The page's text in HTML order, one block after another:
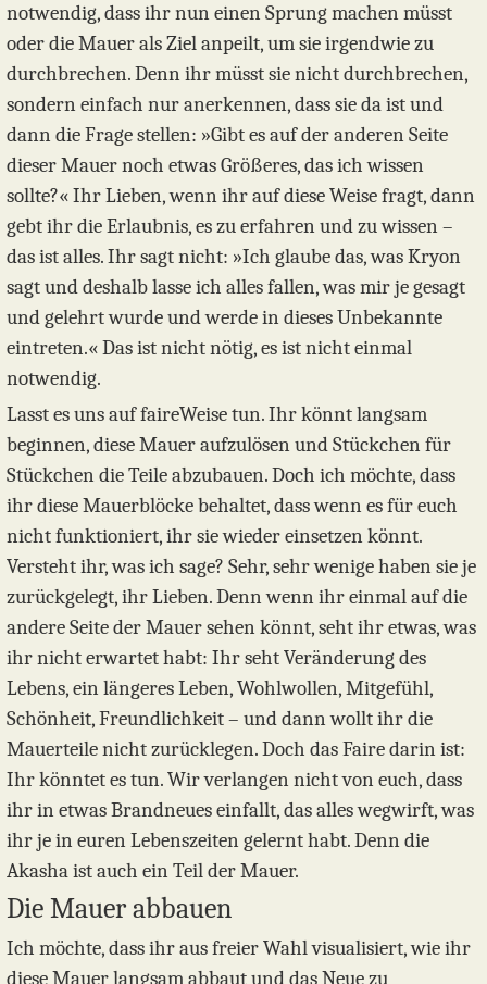
notwendig, dass ihr nun einen Sprung machen müsst
oder die Mauer als Ziel anpeilt, um sie irgendwie zu
durchbrechen. Denn ihr müsst sie nicht durchbrechen,
sondern einfach nur anerkennen, dass sie da ist und
dann die Frage stellen: »Gibt es auf der anderen Seite
dieser Mauer noch etwas Größeres, das ich wissen
sollte?« Ihr Lieben, wenn ihr auf diese Weise fragt, dann
gebt ihr die Erlaubnis, es zu erfahren und zu wissen –
das ist alles. Ihr sagt nicht: »Ich glaube das, was Kryon
sagt und deshalb lasse ich alles fallen, was mir je gesagt
und gelehrt wurde und werde in dieses Unbekannte
eintreten.« Das ist nicht nötig, es ist nicht einmal
notwendig.
Lasst es uns auf faireWeise tun. Ihr könnt langsam
beginnen, diese Mauer aufzulösen und Stückchen für
Stückchen die Teile abzubauen. Doch ich möchte, dass
ihr diese Mauerblöcke behaltet, dass wenn es für euch
nicht funktioniert, ihr sie wieder einsetzen könnt.
Versteht ihr, was ich sage? Sehr, sehr wenige haben sie je
zurückgelegt, ihr Lieben. Denn wenn ihr einmal auf die
andere Seite der Mauer sehen könnt, seht ihr etwas, was
ihr nicht erwartet habt: Ihr seht Veränderung des
Lebens, ein längeres Leben, Wohlwollen, Mitgefühl,
Schönheit, Freundlichkeit – und dann wollt ihr die
Mauerteile nicht zurücklegen. Doch das Faire darin ist:
Ihr könntet es tun. Wir verlangen nicht von euch, dass
ihr in etwas Brandneues einfallt, das alles wegwirft, was
ihr je in euren Lebenszeiten gelernt habt. Denn die
Akasha ist auch ein Teil der Mauer.
Die Mauer abbauen
Ich möchte, dass ihr aus freier Wahl visualisiert, wie ihr
diese Mauer langsam abbaut und das Neue zu